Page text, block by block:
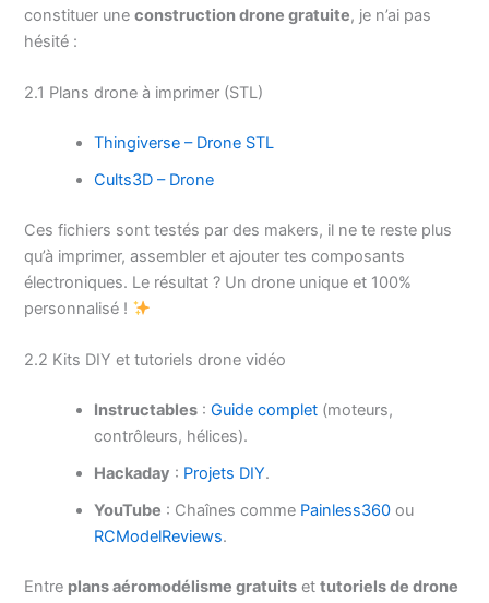
constituer uneconstruction drone gratuite, je n’ai pas
hésité :
2.1 Plans drone à imprimer (STL)
Thingiverse – Drone STL
Cults3D – Drone
Ces fichiers sont testés par des makers, il ne te reste plus
qu’à imprimer, assembler et ajouter tes composants
électroniques. Le résultat ? Un drone unique et 100%
personnalisé !
2.2 Kits DIY et tutoriels drone vidéo
Instructables :Guide complet (moteurs,
contrôleurs, hélices).
Hackaday : Projets DIY.
YouTube : Chaînes comme Painless360 ou
RCModelReviews.
Entre plans aéromodélisme gratuits ettutoriels de drone